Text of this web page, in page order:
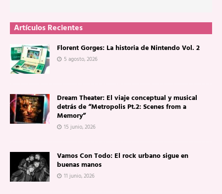
Artículos Recientes
Florent Gorges: La historia de Nintendo Vol. 2
5 agosto, 2026
Dream Theater: El viaje conceptual y musical
detrás de “Metropolis Pt.2: Scenes from a
Memory”
15 junio, 2026
Vamos Con Todo: El rock urbano sigue en
buenas manos
11 junio, 2026